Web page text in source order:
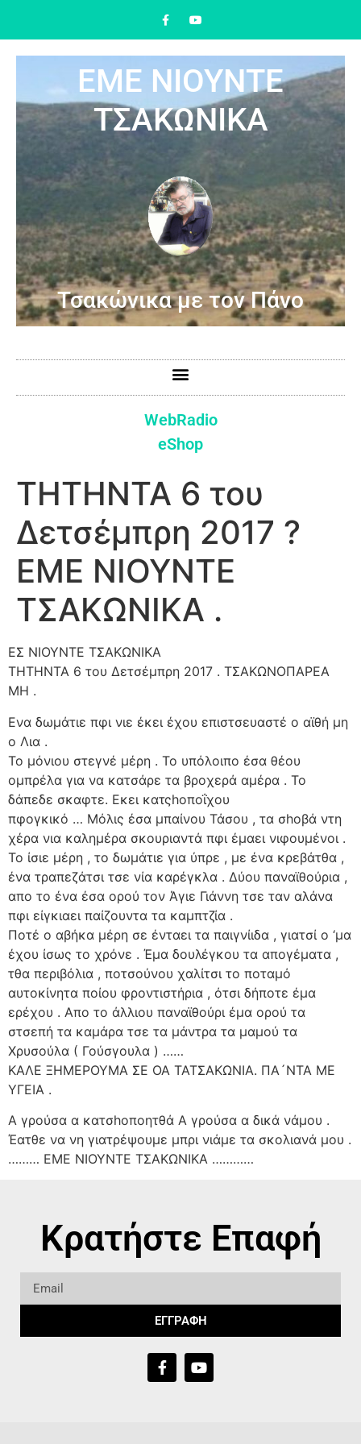
ΕΜΕ ΝΙΟΥΝΤΕ
ΤΣΑΚΩΝΙΚΑ
Τσακώνικα με τον Πάνο
WebRadio
eShop
ΤΗΤΗΝΤΑ 6 του
Δετσέμπρη 2017 ?
ΕΜΕ ΝΙΟΥΝΤΕ
ΤΣΑΚΩΝΙΚΑ .
ΕΣ ΝΙΟΥΝΤΕ ΤΣΑΚΩΝΙΚΑ
ΤΗΤΗΝΤΑ 6 του Δετσέμπρη 2017 . ΤΣΑΚΩΝΟΠΑΡΕΑ
ΜΗ .
Ενα δωμάτιε πφι νιε έκει έχου επιστσευαστέ ο αϊθή μη
ο Λια .
Το μόνιου στεγνέ μέρη . Το υπόλοιπο έσα θέου
ομπρέλα για να κατσάρε τα βροχερά αμέρα . Το
δάπεδε σκαφτε. Εκει κατςhοποΐχου
πφογκικό … Μόλις έσα μπαίνου Τάσου , τα σhοβά ντη
χέρα νια καλημέρα σκουριαντά πφι έμαει νιφουμένοι .
Το ίσιε μέρη , το δωμάτιε για ύπρε , με ένα κρεβάτθα ,
ένα τραπεζάτσι τσε νία καρέγκλα . Δύου παναϊθούρια ,
απο το ένα έσα ορού τον Άγιε Γιάννη τσε ταν αλάνα
πφι είγκιαει παίζουντα τα καμπτζία .
Ποτέ ο αβήκα μέρη σε ένταει τα παιγνίιδα , γιατσί ο ‘μα
έχου ίσως το χρόνε . Έμα δουλέγκου τα απογέματα ,
τθα περιβόλια , ποτσούνου χαλίτσι το ποταμό
αυτοκίνητα ποίου φροντιστήρια , ότσι δήποτε έμα
ερέχου . Απο το άλλιου παναϊθούρι έμα ορού τα
στσεπή τα καμάρα τσε τα μάντρα τα μαμού τα
Χρυσούλα ( Γούσγουλα ) ……
ΚΑΛΕ ΞΗΜΕΡΟΥΜΑ ΣΕ ΟΑ ΤΑΤΣΑΚΩΝΙΑ. ΠΑ´ΝΤΑ ΜΕ
ΥΓΕΙΑ .
Α γρούσα α κατσhoποητθά Α γρούσα α δικά νάμου .
Έατθε να νη γιατρέψουμε μπρι νιάμε τα σκολιανά μου .
……… ΕΜΕ ΝΙΟΥΝΤΕ ΤΣΑΚΩΝΙΚΑ …………
Κρατήστε Επαφή
ΕΓΓΡΑΦΗ